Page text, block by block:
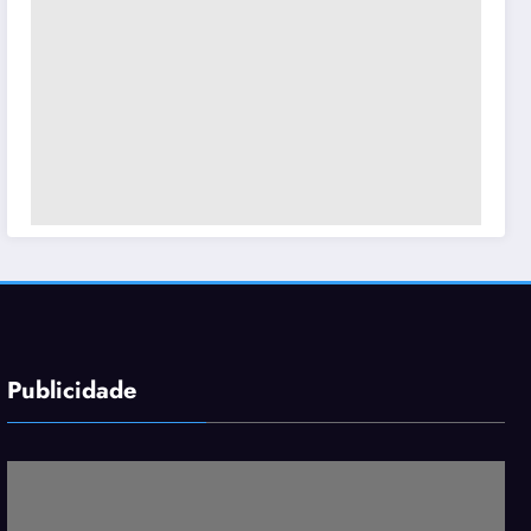
Publicidade